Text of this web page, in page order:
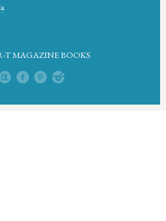
T MAGAZINE BOOKS